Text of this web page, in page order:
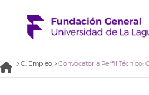
C. Empleo